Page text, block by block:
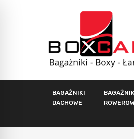
BAGAŻNIKI
DACHOWE